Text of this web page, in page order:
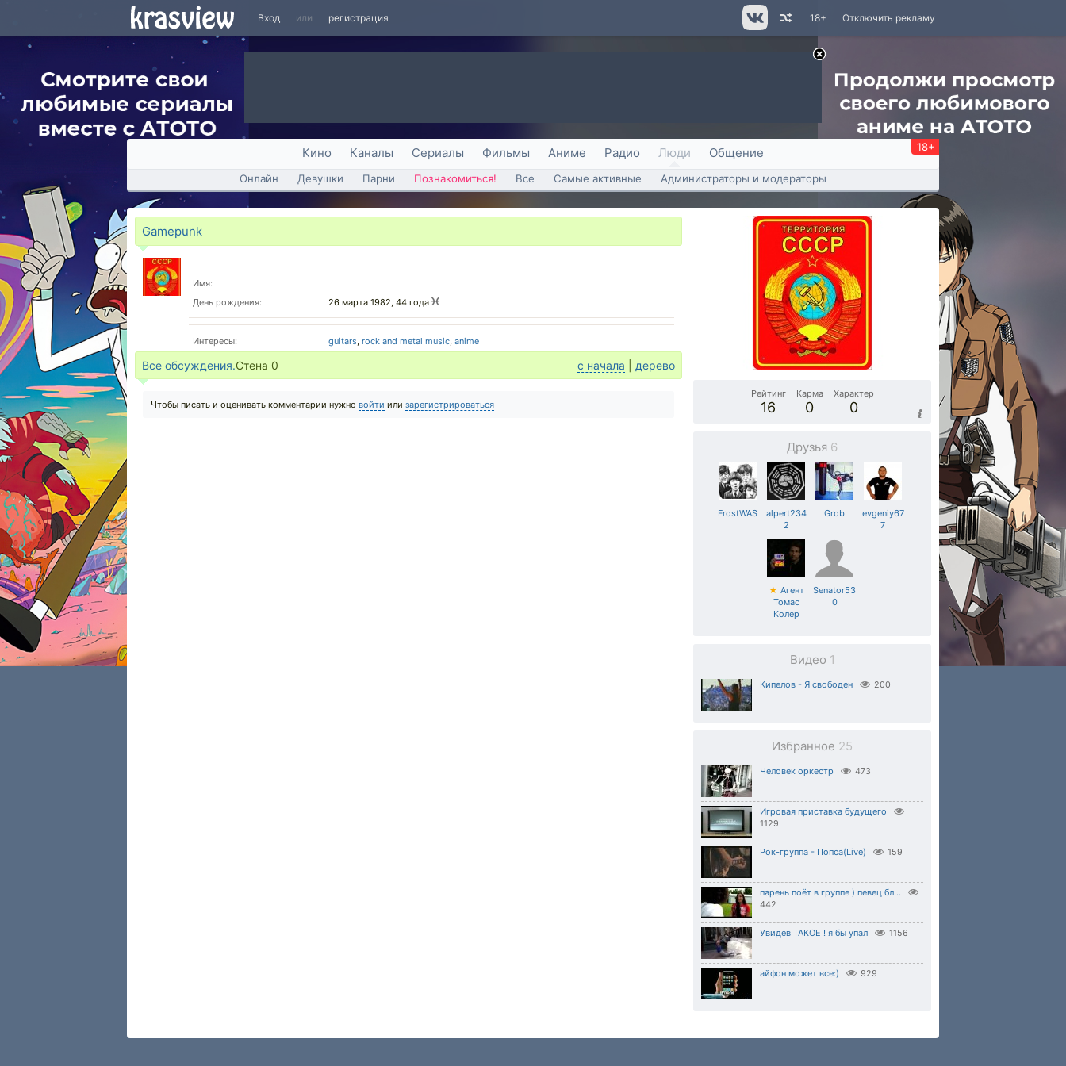
Вход или регистрация Отключить рекламу
18+
Кино Каналы Сериалы Фильмы Аниме Радио Люди Общение 18+
Онлайн Девушки Парни Познакомиться! Все Самые активные Администраторы и модераторы
Gamepunk
Имя:
День рождения:
26 марта 1982, 44 года
Интересы: guitars, rock and metal music, anime
Все обсуждения.Стена 0 с начала дерево
Чтобы писать и оценивать комментарии нужно войти или зарегистрироваться
Рейтинг
16
Карма
0
Характер
0
Друзья 6
FrostWAS
alpert234
2
Grob
evgeniy67
7
★ Агент
Томас
Колер
Senator53
0
Видео 1
Кипелов - Я свободен 200
Избранное 25
Человек оркестр 473
Игровая приставка будущего
1129
Рок-группа - Попса(Live) 159
парень поёт в группе ) певец бл...
442
Увидев ТАКОЕ ! я бы упал 1156
айфон может все:) 929